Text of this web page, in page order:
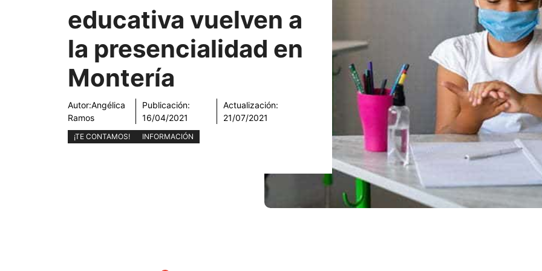
educativa vuelven a
la presencialidad en
Montería
Autor:Angélica
Ramos
Publicación:
16/04/2021
Actualización:
21/07/2021
¡TE CONTAMOS! INFORMACIÓN